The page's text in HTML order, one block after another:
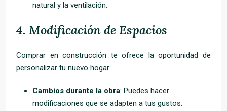
natural y la ventilación.
4. Modificación de Espacios
Comprar en construcción te ofrece la oportunidad de
personalizar tu nuevo hogar:
Cambios durante la obra: Puedes hacer
modificaciones que se adapten a tus gustos.